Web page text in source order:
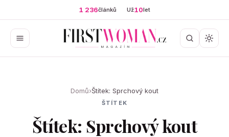
1 236článků Už10let
Domů›Štítek: Sprchový kout
ŠTÍTEK
Štítek: Sprchový kout